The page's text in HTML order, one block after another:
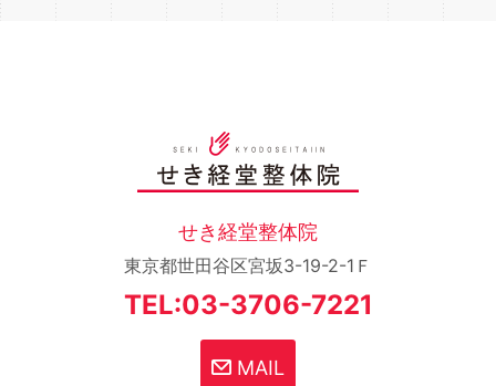
せき経堂整体院
東京都世田谷区宮坂3-19-2-1Ｆ
TEL:03-3706-7221
MAIL